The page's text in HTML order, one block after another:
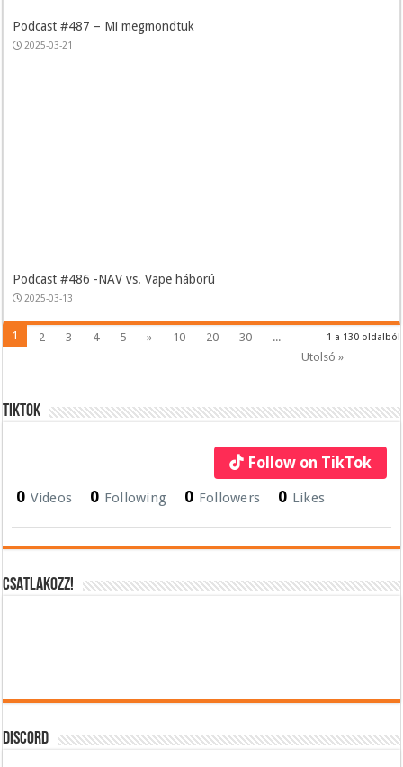
Podcast #487 – Mi megmondtuk
2025-03-21
Podcast #486 -NAV vs. Vape háború
2025-03-13
1 a 130 oldalból
1 2 3 4 5 » 10 20 30
...
Utolsó »
Tiktok
Follow on TikTok
0 Videos 0 Following 0 Followers 0 Likes
CSATLAKOZZ!
DISCORD